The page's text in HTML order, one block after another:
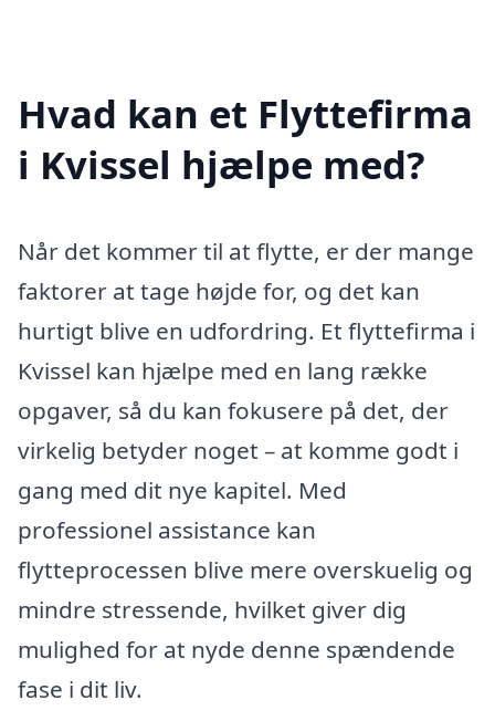
Hvad kan et Flyttefirma
i Kvissel hjælpe med?
Når det kommer til at flytte, er der mange
faktorer at tage højde for, og det kan
hurtigt blive en udfordring. Et flyttefirma i
Kvissel kan hjælpe med en lang række
opgaver, så du kan fokusere på det, der
virkelig betyder noget – at komme godt i
gang med dit nye kapitel. Med
professionel assistance kan
flytteprocessen blive mere overskuelig og
mindre stressende, hvilket giver dig
mulighed for at nyde denne spændende
fase i dit liv.